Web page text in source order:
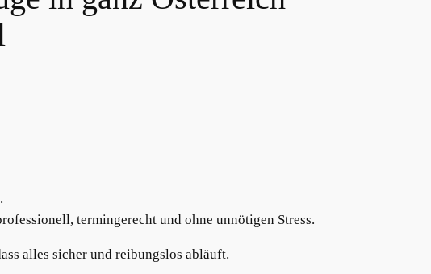
termingerecht und ohne unnötigen Stress.
alles sicher und reibungslos abläuft.